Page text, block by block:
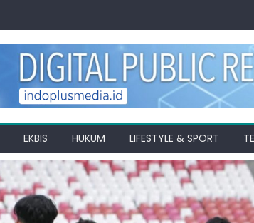
EKBIS HUKUM LIFESTYLE & SPORT